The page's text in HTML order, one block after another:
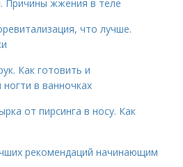
Причины жжения в теле
что лучше.
Как готовить и
ногти в ванночках
от пирсинга в носу. Как
рекомендаций начинающим